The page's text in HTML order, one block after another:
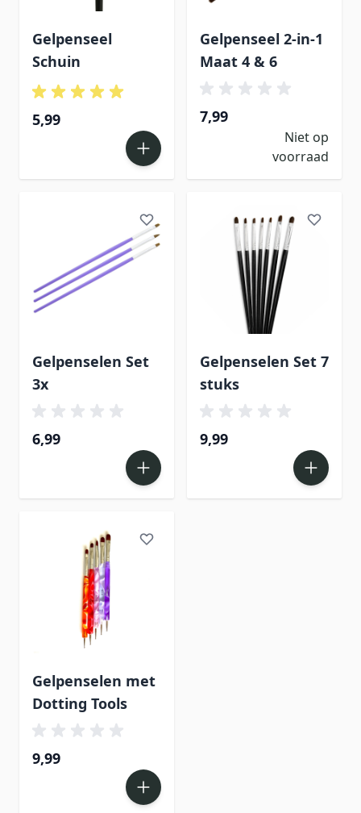
Gelpenseel
Schuin
5,99
Gelpenseel 2-in-1
Maat 4 & 6
7,99
Niet op
voorraad
Gelpenselen Set
3x
6,99
Gelpenselen Set 7
stuks
9,99
Gelpenselen met
Dotting Tools
9,99